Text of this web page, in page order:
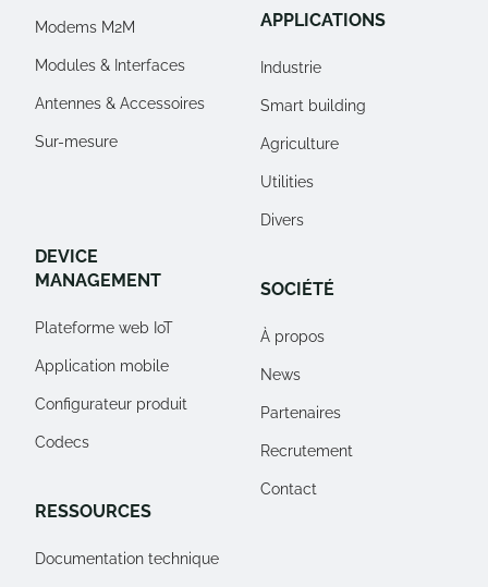
Modems M2M
Modules & Interfaces
Antennes & Accessoires
Sur-mesure
DEVICE
MANAGEMENT
Plateforme web IoT
Application mobile
Configurateur produit
Codecs
RESSOURCES
Documentation technique
APPLICATIONS
Industrie
Smart building
Agriculture
Utilities
Divers
SOCIÉTÉ
À propos
News
Partenaires
Recrutement
Contact